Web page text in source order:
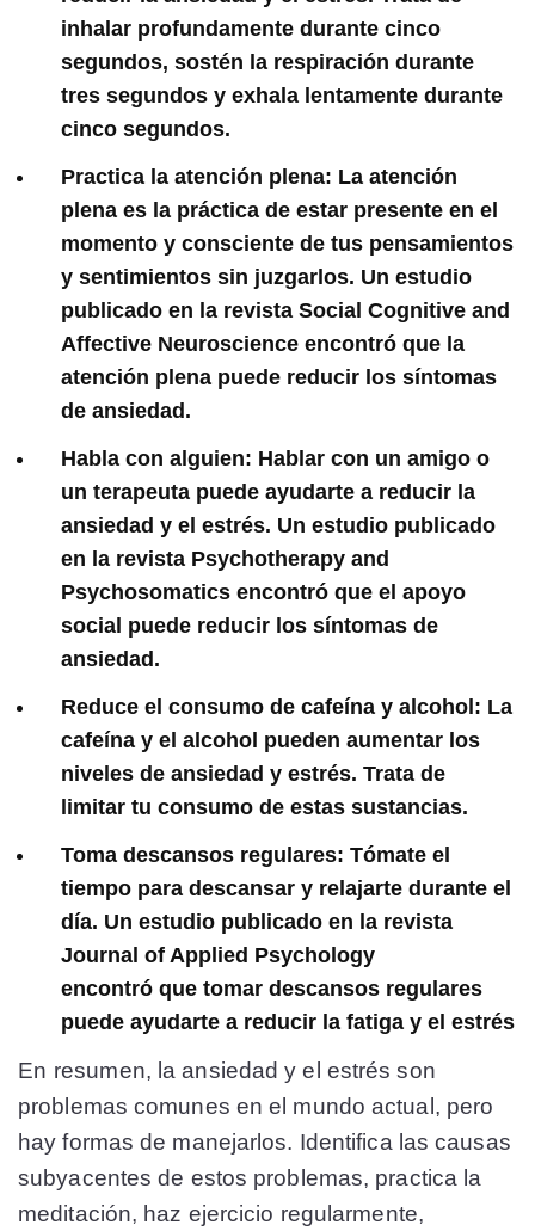
inhalar profundamente durante cinco
segundos, sostén la respiración durante
tres segundos y exhala lentamente durante
cinco segundos.
Practica la atención plena: La atención
plena es la práctica de estar presente en el
momento y consciente de tus pensamientos
y sentimientos sin juzgarlos. Un estudio
publicado en la revista Social Cognitive and
Affective Neuroscience encontró que la
atención plena puede reducir los síntomas
de ansiedad.
Habla con alguien: Hablar con un amigo o
un terapeuta puede ayudarte a reducir la
ansiedad y el estrés. Un estudio publicado
en la revista Psychotherapy and
Psychosomatics encontró que el apoyo
social puede reducir los síntomas de
ansiedad.
Reduce el consumo de cafeína y alcohol: La
cafeína y el alcohol pueden aumentar los
niveles de ansiedad y estrés. Trata de
limitar tu consumo de estas sustancias.
Toma descansos regulares: Tómate el
tiempo para descansar y relajarte durante el
día. Un estudio publicado en la revista
Journal of Applied Psychology
encontró que tomar descansos regulares
puede ayudarte a reducir la fatiga y el estrés
En resumen, la ansiedad y el estrés son
problemas comunes en el mundo actual, pero
hay formas de manejarlos. Identifica las causas
subyacentes de estos problemas, practica la
meditación, haz ejercicio regularmente,